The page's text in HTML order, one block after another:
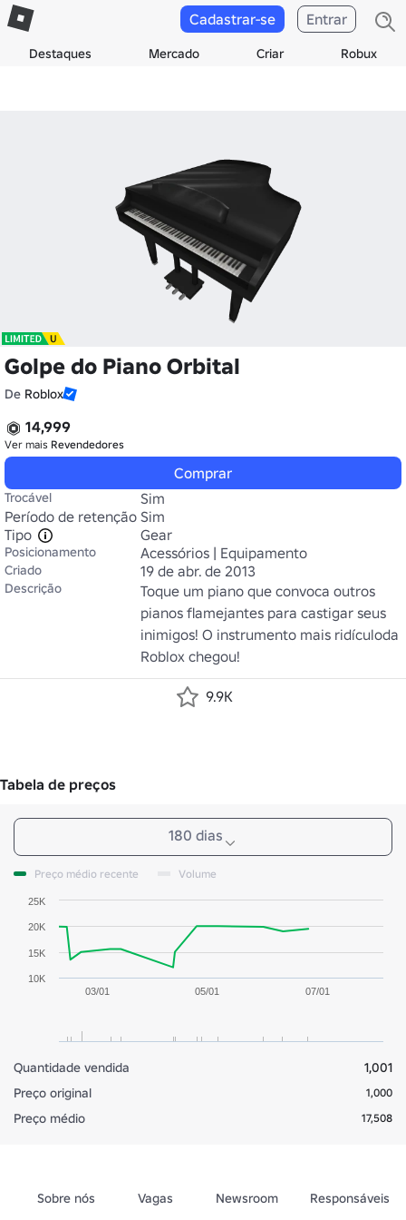
Destaques Mercado Criar Robux
Cadastrar-se Entrar
Golpe do Piano Orbital
De Roblox
14,999
Ver mais Revendedores
Comprar
Trocável
Sim
Período de retenção Sim
Tipo
Gear
Posicionamento Acessórios | Equipamento
Criado 19 de abr. de 2013
Descrição
Toque um piano que convoca outros
pianos flamejantes para castigar seus
inimigos! O instrumento mais ridículoda
Roblox chegou!
9.9K
Tabela de preços
180 dias
Preço médio recente Volume
03/01 05/01 07/01
10K
20K
15K
25K
Quantidade vendida
1,001
Preço original
1,000
Preço médio 17,508
Sobre nós Vagas Newsroom
Responsáveis